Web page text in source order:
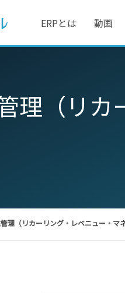
ERPとは 動画
理（リカ
理（リカーリング・レベニュー・マ